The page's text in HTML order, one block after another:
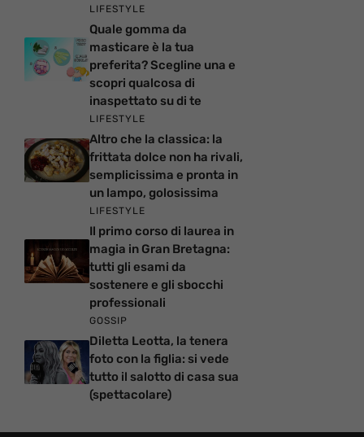
LIFESTYLE
Quale gomma da
masticare è la tua
preferita? Scegline una e
scopri qualcosa di
inaspettato su di te
LIFESTYLE
Altro che la classica: la
frittata dolce non ha rivali,
semplicissima e pronta in
un lampo, golosissima
LIFESTYLE
Il primo corso di laurea in
magia in Gran Bretagna:
tutti gli esami da
sostenere e gli sbocchi
professionali
GOSSIP
Diletta Leotta, la tenera
foto con la figlia: si vede
tutto il salotto di casa sua
(spettacolare)